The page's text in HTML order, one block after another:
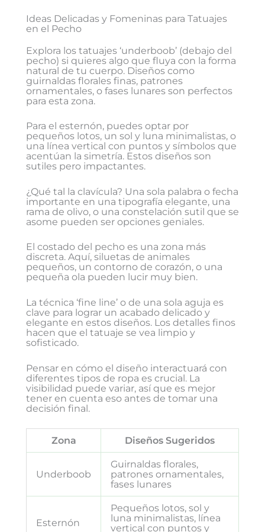
Ideas Delicadas y Fomeninas para Tatuajes
en el Pecho
Explora los tatuajes ‘underboob’ (debajo del
pecho) si quieres algo que fluya con la forma
natural de tu cuerpo. Diseños como
guirnaldas florales finas, patrones
ornamentales, o fases lunares son perfectos
para esta zona.
Para el esternón, puedes optar por
pequeños lotos, un sol y luna minimalistas, o
una línea vertical con puntos y símbolos que
acentúan la simetría. Estos diseños son
sutiles pero impactantes.
¿Qué tal la clavícula? Una sola palabra o fecha
importante en una tipografía elegante, una
rama de olivo, o una constelación sutil que se
asome pueden ser opciones geniales.
El costado del pecho es una zona más
discreta. Aquí, siluetas de animales
pequeños, un contorno de corazón, o una
pequeña ola pueden lucir muy bien.
La técnica ‘fine line’ o de una sola aguja es
clave para lograr un acabado delicado y
elegante en estos diseños. Los detalles finos
hacen que el tatuaje se vea limpio y
sofisticado.
Pensar en cómo el diseño interactuará con
diferentes tipos de ropa es crucial. La
visibilidad puede variar, así que es mejor
tener en cuenta eso antes de tomar una
decisión final.
Zona Diseños Sugeridos
Underboob
Guirnaldas florales,
patrones ornamentales,
fases lunares
Esternón
Pequeños lotos, sol y
luna minimalistas, línea
vertical con puntos y